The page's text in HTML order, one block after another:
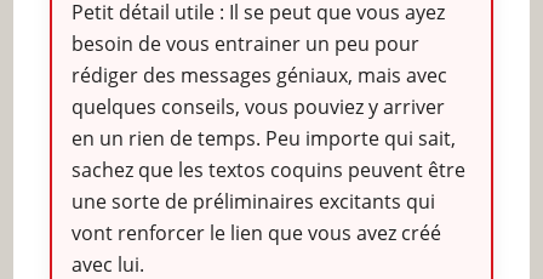
Petit détail utile : Il se peut que vous ayez
besoin de vous entrainer un peu pour
rédiger des messages géniaux, mais avec
quelques conseils, vous pouviez y arriver
en un rien de temps. Peu importe qui sait,
sachez que les textos coquins peuvent être
une sorte de préliminaires excitants qui
vont renforcer le lien que vous avez créé
avec lui.